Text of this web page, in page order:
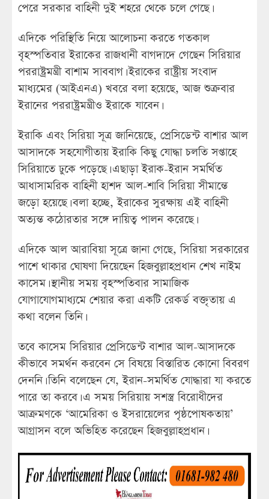
পেরে সরকার বাহিনী দুই শহরে থেকে চলে গেছে।
এদিকে পরিস্থিতি নিয়ে আলোচনা করতে গতকাল
বৃহস্পতিবার ইরাকের রাজধানী বাগদাদে গেছেন সিরিয়ার
পররাষ্ট্রমন্ত্রী বাশাম সাববাগ। ইরাকের রাষ্ট্রীয় সংবাদ
মাধ্যমের (আইএনএ) খবরে বলা হয়েছে, আজ শুক্রবার
ইরানের পররাষ্ট্রমন্ত্রীও ইরাকে যাবেন।
ইরাকি এবং সিরিয়া সূত্র জানিয়েছে, প্রেসিডেন্ট বাশার আল
আসাদকে সহযোগীতায় ইরাকি কিছু যোদ্ধা চলতি সপ্তাহে
সিরিয়াতে ঢুকে পড়েছে। এছাড়া ইরাক-ইরান সমর্থিত
আধাসামরিক বাহিনী হাশদ আল-শাবি সিরিয়া সীমান্তে
জড়ো হয়েছে। বলা হচ্ছে, ইরাকের সুরক্ষায় এই বাহিনী
অত্যন্ত কঠোরতার সঙ্গে দায়িত্ব পালন করেছে।
এদিকে আল আরাবিয়া সূত্রে জানা গেছে, সিরিয়া সরকারের
পাশে থাকার ঘোষণা দিয়েছেন হিজবুল্লাহপ্রধান শেখ নাইম
কাসেম। স্থানীয় সময় বৃহস্পতিবার সামাজিক
যোগাযোগমাধ্যমে শেয়ার করা একটি রেকর্ড বক্তৃতায় এ
কথা বলেন তিনি।
তবে কাসেম সিরিয়ার প্রেসিডেন্ট বাশার আল-আসাদকে
কীভাবে সমর্থন করবেন সে বিষয়ে বিস্তারিত কোনো বিবরণ
দেননি। তিনি বলেছেন যে, ইরান-সমর্থিত যোদ্ধারা যা করতে
পারে তা করবে। এ সময় সিরিয়ায় সশস্ত্র বিরোধীদের
আক্রমণকে ‘আমেরিকা ও ইসরায়েলের পৃষ্ঠপোষকতায়’
আগ্রাসন বলে অভিহিত করেছেন হিজবুল্লাহপ্রধান।